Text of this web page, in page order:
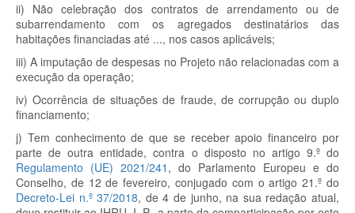
ii) Não celebração dos contratos de arrendamento ou de
subarrendamento com os agregados destinatários das
habitações financiadas até ..., nos casos aplicáveis;
iii) A imputação de despesas no Projeto não relacionadas com a
execução da operação;
iv) Ocorrência de situações de fraude, de corrupção ou duplo
financiamento;
j) Tem conhecimento de que se receber apoio financeiro por
parte de outra entidade, contra o disposto no artigo 9.º do
Regulamento (UE) 2021/241 , do Parlamento Europeu e do
Conselho, de 12 de fevereiro, conjugado com o artigo 21.º do
Decreto-Lei n.º 37/2018, de 4 de junho, na sua redação atual,